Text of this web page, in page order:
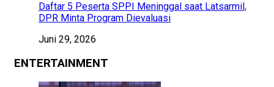
Daftar 5 Peserta SPPI Meninggal saat Latsarmil,
DPR Minta Program Dievaluasi
Juni 29, 2026
ENTERTAINMENT